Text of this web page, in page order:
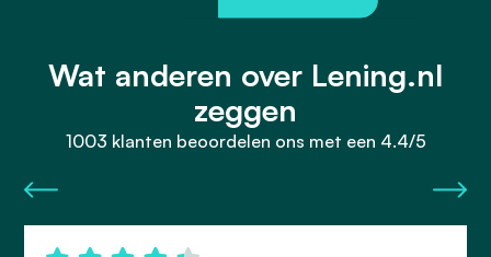
Wat anderen over Lening.nl
zeggen
1003 klanten beoordelen ons met een 4.4/5